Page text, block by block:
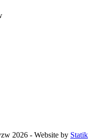
2026 - Website by Statik